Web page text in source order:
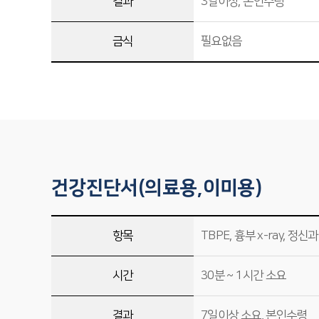
금식 필요없음
건강진단서(의료용,이미용)
항목 TBPE, 흉부 x-ray, 정신
시간 30분 ~ 1시간 소요
결과 7일이상 소요, 본인수령